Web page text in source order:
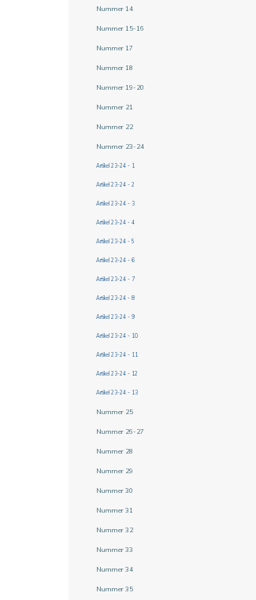
Nummer 14
Nummer 15-16
Nummer 17
Nummer 18
Nummer 19-20
Nummer 21
Nummer 22
Nummer 23-24
Artikel 23-24 - 1
Artikel 23-24 - 2
Artikel 23-24 - 3
Artikel 23-24 - 4
Artikel 23-24 - 5
Artikel 23-24 - 6
Artikel 23-24 - 7
Artikel 23-24 - 8
Artikel 23-24 - 9
Artikel 23-24 - 10
Artikel 23-24 - 11
Artikel 23-24 - 12
Artikel 23-24 - 13
Nummer 25
Nummer 26-27
Nummer 28
Nummer 29
Nummer 30
Nummer 31
Nummer 32
Nummer 33
Nummer 34
Nummer 35